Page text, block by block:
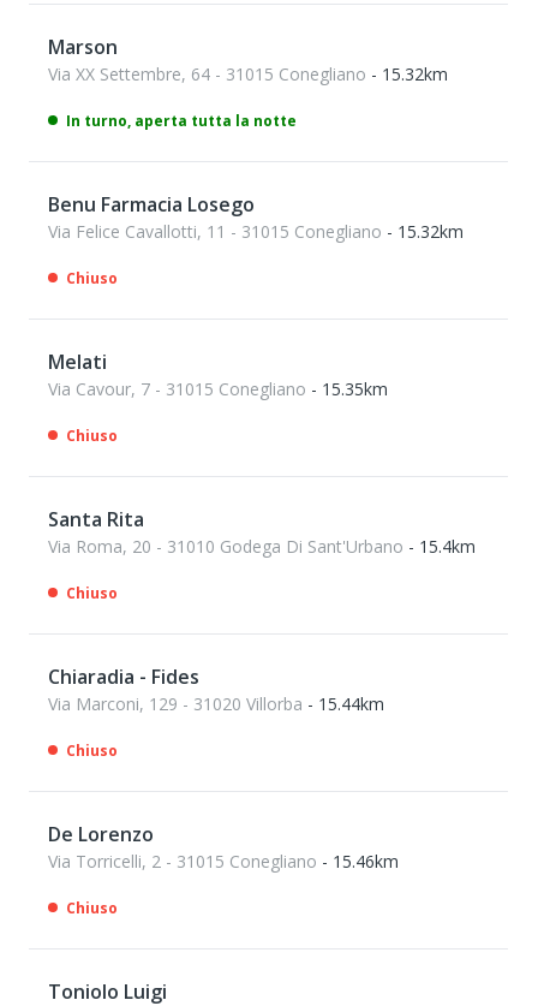
Marson
Via XX Settembre, 64 - 31015 Conegliano - 15.32km
In turno, aperta tutta la notte
Benu Farmacia Losego
Via Felice Cavallotti, 11 - 31015 Conegliano - 15.32km
Chiuso
Melati
Via Cavour, 7 - 31015 Conegliano - 15.35km
Chiuso
Santa Rita
Via Roma, 20 - 31010 Godega Di Sant'Urbano - 15.4km
Chiuso
Chiaradia - Fides
Via Marconi, 129 - 31020 Villorba - 15.44km
Chiuso
De Lorenzo
Via Torricelli, 2 - 31015 Conegliano - 15.46km
Chiuso
Toniolo Luigi